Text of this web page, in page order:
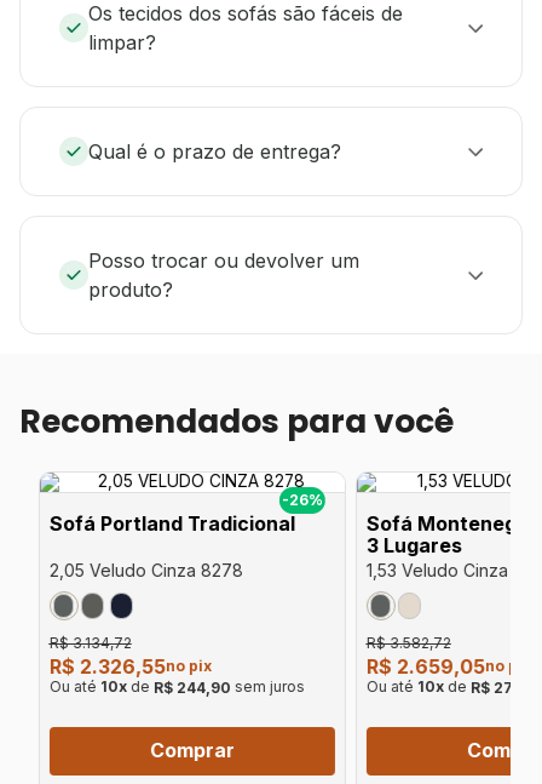
Os tecidos dos sofás são fáceis de
limpar?
Qual é o prazo de entrega?
Posso trocar ou devolver um
produto?
Recomendados para você
-26%
Sofá Portland Tradicional
2,05 Veludo Cinza 8278
R$ 3.134,72
R$ 2.326,55no pix
Ou até 10xde R$ 244,90 sem juros
Comprar
Sofá Montenegro
3 Lugares
1,53 Veludo Cinza
R$ 3.582,72
R$ 2.659,05no pix
Ou até 10xde R$